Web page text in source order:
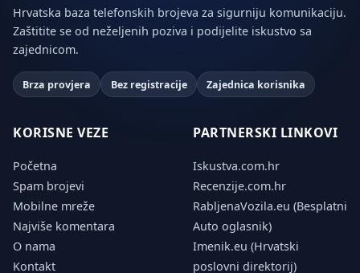
Hrvatska baza telefonskih brojeva za sigurniju komunikaciju.
Zaštitite se od neželjenih poziva i podijelite iskustvo sa
zajednicom.
Brza provjera Bez registracije Zajednica korisnika
KORISNE VEZE
Početna
Spam brojevi
Mobilne mreže
Najviše komentara
O nama
Kontakt
PARTNERSKI LINKOVI
Iskustva.com.hr
Recenzije.com.hr
RabljenaVozila.eu (Besplatni
Auto oglasnik)
Imenik.eu (Hrvatski
poslovni direktorij)